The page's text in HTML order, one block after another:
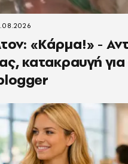
«Κάρμα!» -
κατακραυγή